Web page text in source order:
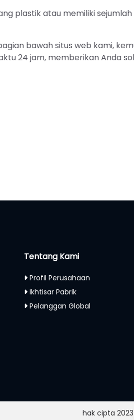
plastik atau memiliki
bawah situs web kami,
24 jam, memberikan Anda
Tentang Kami
Profil Perusahaan
Ikhtisar Pabrik
Pelanggan Global
hak cipta